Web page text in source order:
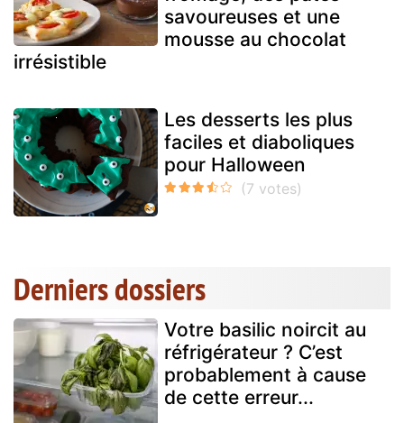
savoureuses et une
mousse au chocolat
irrésistible
Les desserts les plus
faciles et diaboliques
pour Halloween
Derniers dossiers
Votre basilic noircit au
réfrigérateur ? C’est
probablement à cause
de cette erreur...